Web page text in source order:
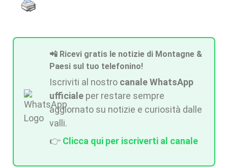
📲 Ricevi gratis le notizie di Montagne &
Paesi sul tuo telefonino!
Iscriviti al nostro canale WhatsApp
ufficiale per restare sempre
aggiornato su notizie e curiosità dalle
valli.
👉 Clicca qui per iscriverti al canale